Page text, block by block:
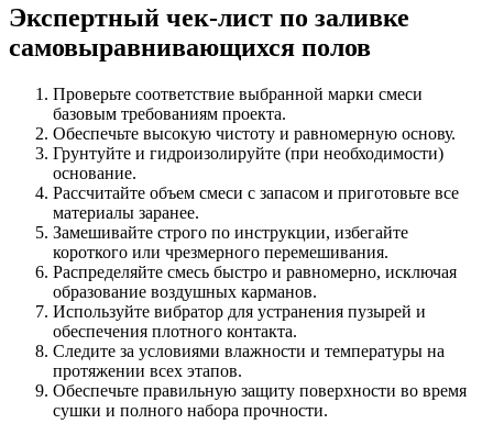
Экспертный чек-лист по заливке
самовыравнивающихся полов
Проверьте соответствие выбранной марки смеси
базовым требованиям проекта.
Обеспечьте высокую чистоту и равномерную основу.
Грунтуйте и гидроизолируйте (при необходимости)
основание.
Рассчитайте объем смеси с запасом и приготовьте все
материалы заранее.
Замешивайте строго по инструкции, избегайте
короткого или чрезмерного перемешивания.
Распределяйте смесь быстро и равномерно, исключая
образование воздушных карманов.
Используйте вибратор для устранения пузырей и
обеспечения плотного контакта.
Следите за условиями влажности и температуры на
протяжении всех этапов.
Обеспечьте правильную защиту поверхности во время
сушки и полного набора прочности.